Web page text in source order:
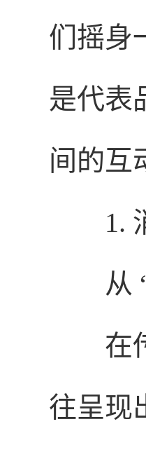
们摇身
是代表
间的互
1.
从
在
往呈现